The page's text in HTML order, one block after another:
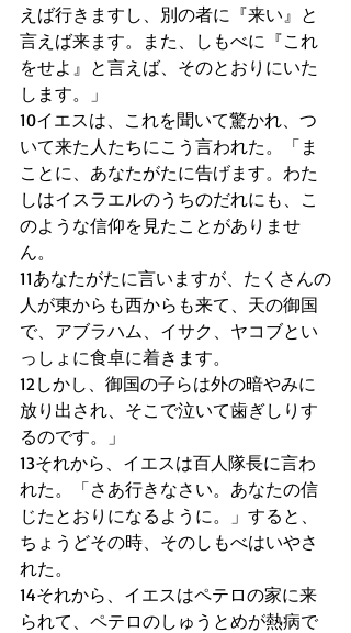
えば行きますし、別の者に『来い』と
言えば来ます。また、しもべに『これ
をせよ』と言えば、そのとおりにいた
します。」
10イエスは、これを聞いて驚かれ、つ
いて来た人たちにこう言われた。「ま
ことに、あなたがたに告げます。わた
しはイスラエルのうちのだれにも、こ
のような信仰を見たことがありませ
ん。
11あなたがたに言いますが、たくさんの
人が東からも西からも来て、天の御国
で、アブラハム、イサク、ヤコブとい
っしょに食卓に着きます。
12しかし、御国の子らは外の暗やみに
放り出され、そこで泣いて歯ぎしりす
るのです。」
13それから、イエスは百人隊長に言わ
れた。「さあ行きなさい。あなたの信
じたとおりになるように。」すると、
ちょうどその時、そのしもべはいやさ
れた。
14それから、イエスはペテロの家に来
られて、ペテロのしゅうとめが熱病で